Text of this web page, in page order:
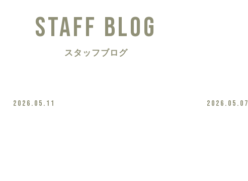
STAFF BLOG
スタッフブログ
2026.05.11 2026.05.07